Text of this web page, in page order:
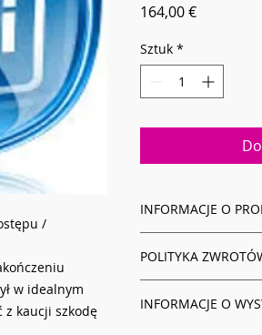
/
w idealnym
z kaucji szkodę
164,00 €Cena
Sztuk *
INFORMACJE O
aby dodać
produktu, a także
materiałów,
POLITYKA
aby wyjaśnić
INFORMACJE O